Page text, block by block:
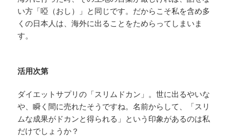
い方「啞（おし）」と同じです。だからこそ私を含め多
くの日本人は、海外に出ることをためらってしまいま
す。
活用次第
ダイエットサプリの「スリムドカン」。世に出るやいな
や、瞬く間に売れたそうですね。名前からして、「スリ
ムな成果がドカンと得られる」という印象があるのは私
だけでしょうか？